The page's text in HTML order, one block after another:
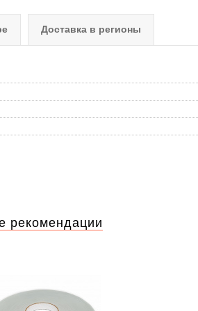
Доставка в регионы
рекомендации